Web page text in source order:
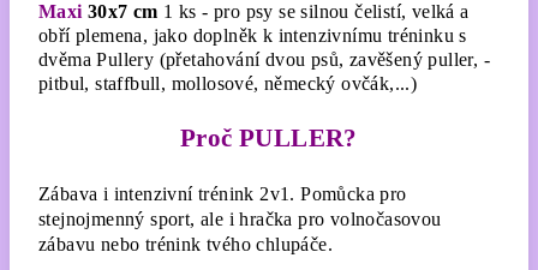
Maxi 30x7 cm 1 ks - pro psy se silnou čelistí, velká a
obří plemena, jako doplněk k intenzivnímu tréninku s
dvěma Pullery (přetahování dvou psů, zavěšený puller, -
pitbul, staffbull, mollosové, německý ovčák,...)
Proč PULLER?
Zábava i intenzivní trénink 2v1. Pomůcka pro
stejnojmenný sport, ale i hračka pro volnočasovou
zábavu nebo trénink tvého chlupáče.